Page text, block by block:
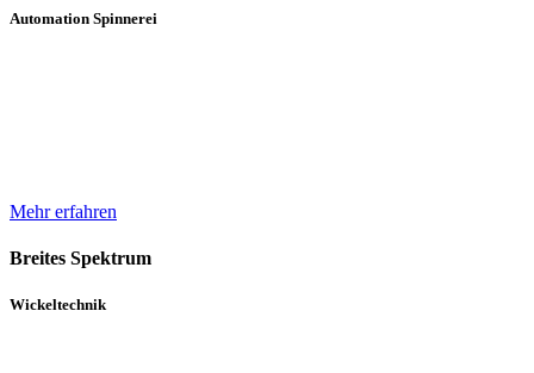
Automation Spinnerei
Mehr erfahren
Breites Spektrum
Wickeltechnik